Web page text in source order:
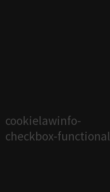
cookielawinfo-
checkbox-functional